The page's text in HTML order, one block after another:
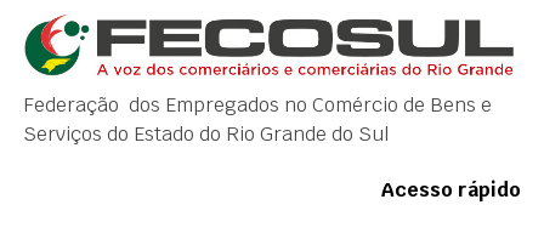
Federação dos Empregados no Comércio de Bens e
Serviços do Estado do Rio Grande do Sul
Acesso rápido